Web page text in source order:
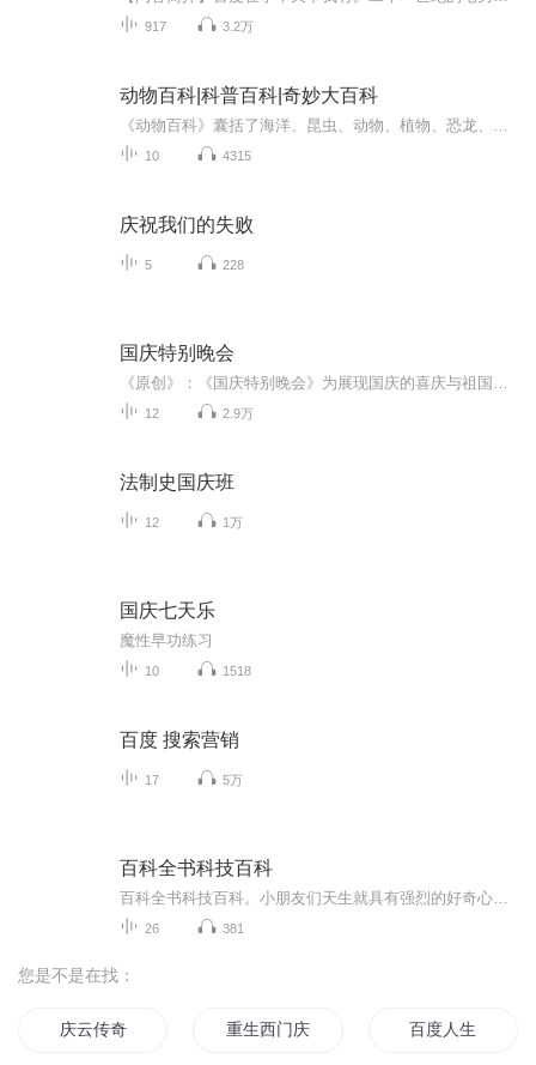
917 3.2万
动物百科|科普百科|奇妙大百科
10 4315
庆祝我们的失败
5 228
国庆特别晚会
12 2.9万
法制史国庆班
12 1万
国庆七天乐
魔性早功练习
10 1518
百度 搜索营销
17 5万
百科全书科技百科
26 381
您是不是在找：
庆云传奇 重生西门庆 百度人生